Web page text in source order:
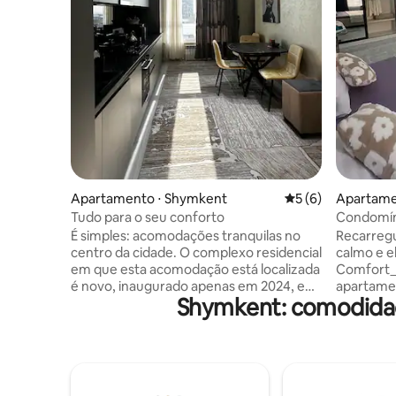
Apartamento ⋅ Shymkent 5 de uma
5 (6)
Tudo para o seu conforto
É simples: acomodações tranquilas no
centro da cidade. O complexo residencial
em que esta acomodação está localizada
é novo, inaugurado apenas em 2024, em
fevereiro, por isso há muito poucos
moradores e o prédio é muito tranquilo,
calmo e
criados
Shymkent: